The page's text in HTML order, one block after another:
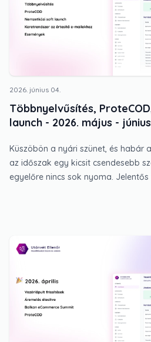
2026. június 04.
Többnyelvűsítés,
launch - 2026. május - június
Küszöbön a nyári szünet, és habár
az időszak egy kicsit csendesebb
egyelőre nincs sok nyoma.